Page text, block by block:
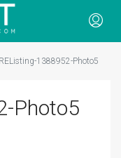
REListing-1388952-Photo5
Photo5